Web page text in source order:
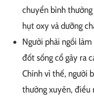
chuyển bình
hụt oxy và dưỡng
Người phải ngồi
đốt sống cổ gây ra
Chính vì thế, người
thường xuyên, điều